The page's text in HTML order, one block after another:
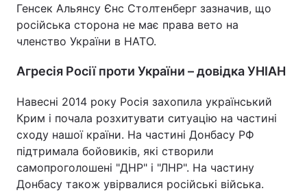
Генсек Альянсу Єнс Столтенберг зазначив, що
російська сторона не має права вето на
членство України в НАТО.
Агресія Росії проти України – довідка УНІАН
Навесні 2014 року Росія захопила український
Крим і почала розхитувати ситуацію на частині
сходу нашої країни. На частині Донбасу РФ
підтримала бойовиків, які створили
самопроголошені "ДНР" і "ЛНР". На частину
Донбасу також увірвалися російські війська.